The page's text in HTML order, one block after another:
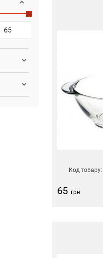


Код товару:
65 грн